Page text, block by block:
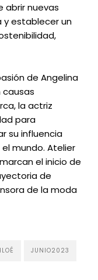
abrir nuevas
y establecer un
de Angelina
la actriz
para
su influencia
mundo. Atelier
el inicio de
de
de la moda
JUNIO2023